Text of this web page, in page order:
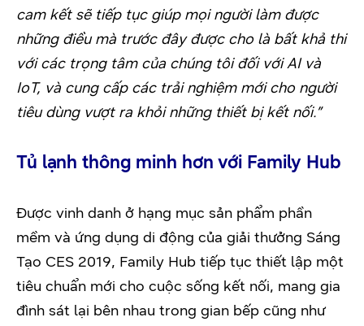
cam kết sẽ tiếp tục giúp mọi người làm được
những điều mà trước đây được cho là bất khả thi
với các trọng tâm của chúng tôi đối với AI và
IoT, và cung cấp các trải nghiệm mới cho người
tiêu dùng vượt ra khỏi những thiết bị kết nối.”
Tủ lạnh thông minh hơn với Family Hub
Được vinh danh ở hạng mục sản phẩm phần
mềm và ứng dụng di động của giải thưởng Sáng
Tạo CES 2019, Family Hub tiếp tục thiết lập một
tiêu chuẩn mới cho cuộc sống kết nối, mang gia
đình sát lại bên nhau trong gian bếp cũng như